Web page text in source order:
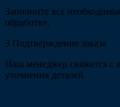
Заполните все
обработке.
3 Подтверждение заказа
Наш менеджер свяжется с
уточнения деталей.